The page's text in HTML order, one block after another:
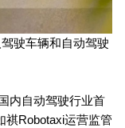
驶车辆和自动驾驶
内自动驾驶行业首
祺Robotaxi运营监管